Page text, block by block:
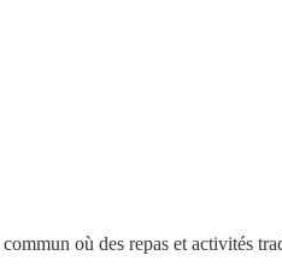
où des repas et activités